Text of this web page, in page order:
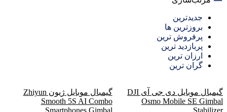
جدیدترین
بروزترین ها
پرفروش ترین
پربازدید ترین
ارزان ترین
گران ترین
گیمبال موبایل دی جی آی DJI
Osmo Mobile SE Gimbal
Stabilizer
گیمبال موبایل ژیون Zhiyun
Smooth 5S AI Combo
Smartphones Gimbal